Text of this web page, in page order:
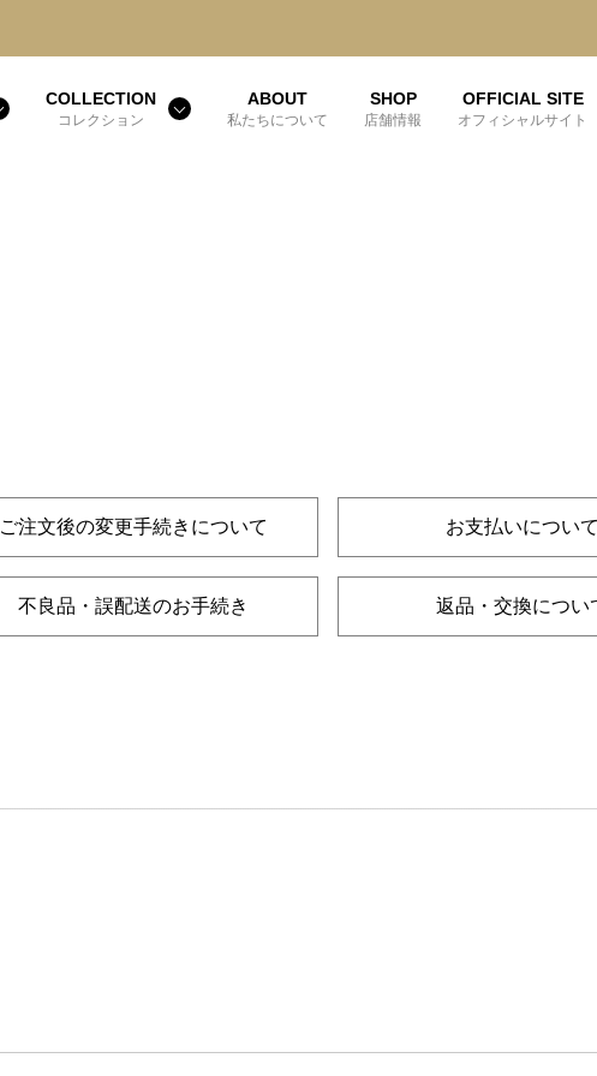
COLLECTION
コレクション
ABOUT
私たちについて
SHOP
店舗情報
OFFICIAL SITE
オフィシャルサイト
ご注文後の変更手続きについて お支払いについ
不良品・誤配送のお手続き 返品・交換につい